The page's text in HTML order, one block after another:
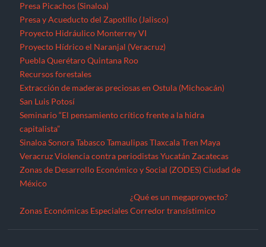
Presa Picachos (Sinaloa)
Presa y Acueducto del Zapotillo (Jalisco)
Proyecto Hidráulico Monterrey VI
Proyecto Hídrico el Naranjal (Veracruz)
Puebla Querétaro Quintana Roo
Recursos forestales
Extracción de maderas preciosas en Ostula (Michoacán)
San Luis Potosí
Seminario “El pensamiento crítico frente a la hidra
capitalista”
Sinaloa Sonora Tabasco Tamaulipas Tlaxcala Tren Maya
Veracruz Violencia contra periodistas Yucatán Zacatecas
Zonas de Desarrollo Económico y Social (ZODES) Ciudad de
México
Zonas Económicas Especiales
¿Qué es un megaproyecto?
Corredor transístimico